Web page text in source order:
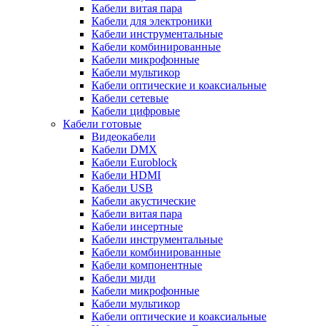
Кабели витая пара
Кабели для электроники
Кабели инструментальные
Кабели комбинированные
Кабели микрофонные
Кабели мультикор
Кабели оптические и коаксиальные
Кабели сетевые
Кабели цифровые
Кабели готовые
Видеокабели
Кабели DMX
Кабели Euroblock
Кабели HDMI
Кабели USB
Кабели акустические
Кабели витая пара
Кабели инсертные
Кабели инструментальные
Кабели комбинированные
Кабели компонентные
Кабели миди
Кабели микрофонные
Кабели мультикор
Кабели оптические и коаксиальные